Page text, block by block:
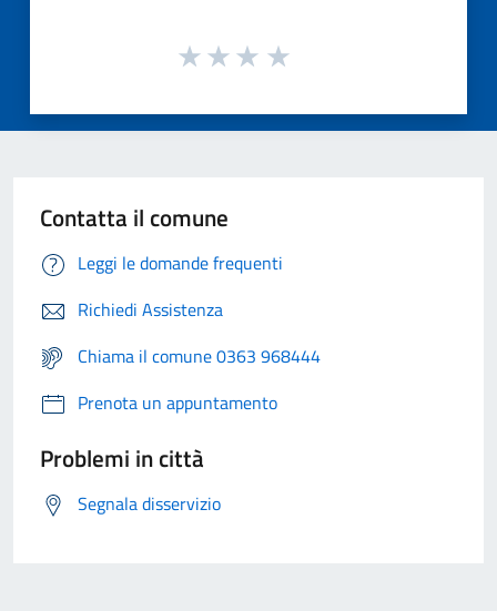
Contatta il comune
Leggi le domande frequenti
Richiedi Assistenza
Chiama il comune 0363 968444
Prenota un appuntamento
Problemi in città
Segnala disservizio